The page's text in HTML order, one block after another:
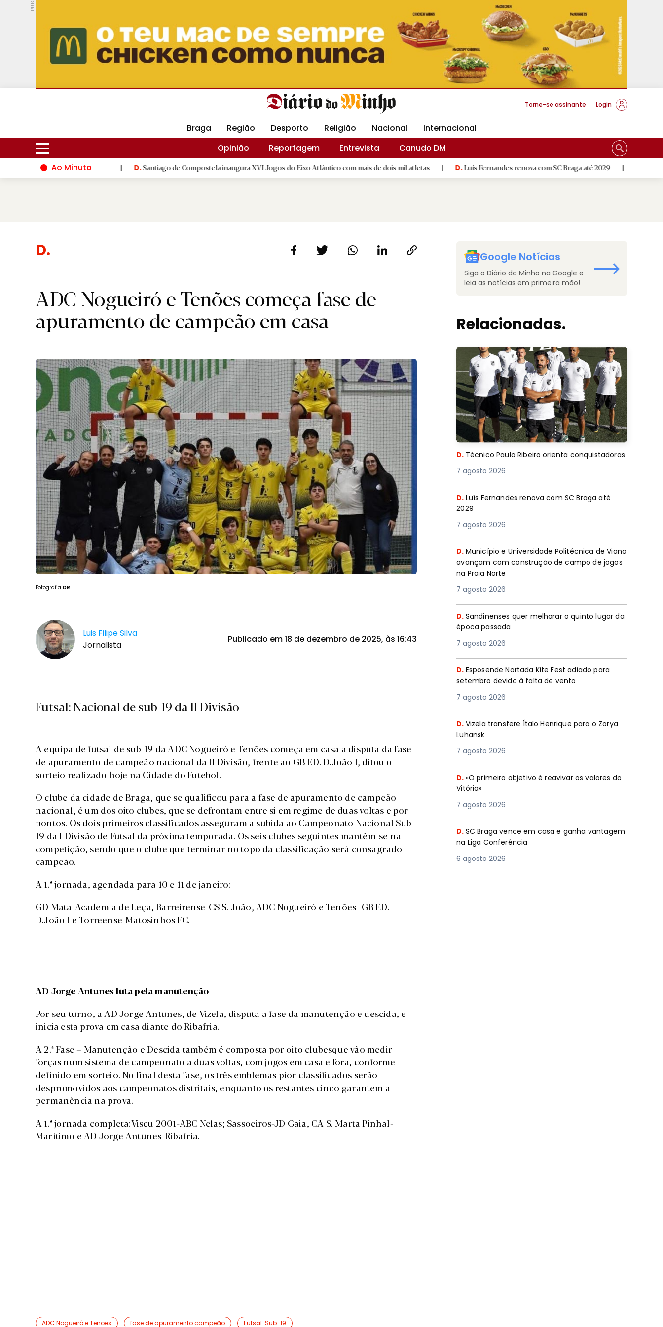
PUB.
Hoje 17ºC 30ºC DMtv Revista Minha Gráfica DM Livraria DM Arquidiocese Braga
Torne-se assinante Login
Braga Região Desporto Religião Nacional
Internacional
Opinião
Reportagem Entrevista
Canudo DM
Ao Minuto
do mundo da moda | Santiago de Compostela inaugura XVI Jogos do Eixo Atlântico com mais de dois mil atletas | D.Luís Fernandes renova com SC Braga até 2029 | D.Município e
Desporto
ADC Nogueiró e Tenões começa fase de
apuramento de campeão em casa
Fotografia DR
Luis Filipe Silva
Jornalista
Publicado em 18 de dezembro de 2025, às 16:43
Futsal: Nacional de sub-19 da II Divisão
A equipa de futsal de sub-19 da ADC Nogueiró e Tenões começa em casa a disputa da fase
de apuramento de campeão nacional da II Divisão, frente ao GB ED. D.João I, ditou o
sorteio realizado hoje na Cidade do Futebol.
O clube da cidade de Braga, que se qualificou para a fase de apuramento de campeão
nacional, é um dos oito clubes, que se defrontam entre si em regime de duas voltas e por
pontos. Os dois primeiros classificados asseguram a subida ao Campeonato Nacional Sub-
19 da I Divisão de Futsal da próxima temporada. Os seis clubes seguintes mantêm-se na
competição, sendo que o clube que terminar no topo da classificação será consagrado
campeão.
A 1.ª jornada, agendada para 10 e 11 de janeiro:
GD Mata-Academia de Leça, Barreirense-CS S. João, ADC Nogueiró e Tenões- GB ED.
D.João I e Torreense-Matosinhos FC.
AD Jorge Antunes luta pela manutenção
Por seu turno, a AD Jorge Antunes, de Vizela, disputa a fase da manutenção e descida, e
inicia esta prova em casa diante do Ribafria.
A 2.ª Fase – Manutenção e Descida também é composta por oito clubesque vão medir
forças num sistema de campeonato a duas voltas, com jogos em casa e fora, conforme
definido em sorteio. No final desta fase, os três emblemas pior classificados serão
despromovidos aos campeonatos distritais, enquanto os restantes cinco garantem a
permanência na prova.
A 1.ª jornada completa:Viseu 2001-ABC Nelas; Sassoeiros-JD Gaia, CA S. Marta Pinhal-
Marítimo e AD Jorge Antunes-Ribafria.
ADC Nogueiró e Tenões fase de apuramento campeão Futsal: Sub-19
Google Notícias
Siga o Diário do Minho na Google e
leia as notícias em primeira mão!
Relacionadas.
D. Técnico Paulo Ribeiro orienta conquistadoras
7 agosto 2026
D. Luís Fernandes renova com SC Braga até
2029
7 agosto 2026
D. Município e Universidade Politécnica de Viana
avançam com construção de campo de jogos
na Praia Norte
7 agosto 2026
D. Sandinenses quer melhorar o quinto lugar da
época passada
7 agosto 2026
D. Esposende Nortada Kite Fest adiado para
setembro devido à falta de vento
7 agosto 2026
D. Vizela transfere Ítalo Henrique para o Zorya
Luhansk
7 agosto 2026
D. «O primeiro objetivo é reavivar os valores do
Vitória»
7 agosto 2026
D. SC Braga vence em casa e ganha vantagem
na Liga Conferência
6 agosto 2026